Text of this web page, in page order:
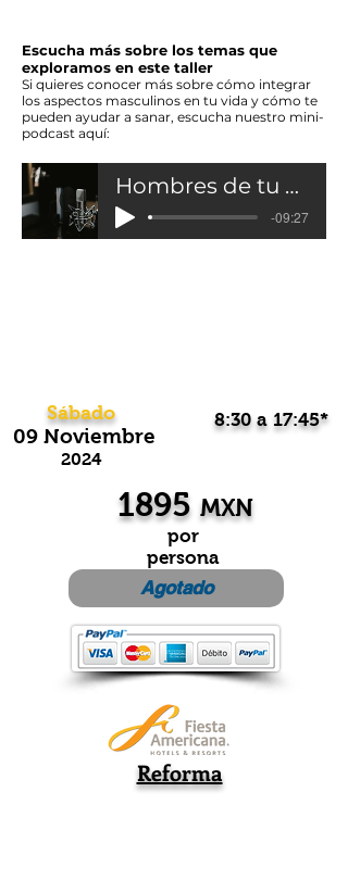
Escucha más sobre los temas que
exploramos en este taller
Si quieres conocer más sobre cómo integrar
los aspectos masculinos en tu vida y cómo te
pueden ayudar a sanar, escucha nuestro mini-
podcast aquí:
Hombres de tu vida
-09:27
Sábado
09 Noviembre
2024
8:30 a17:45*
1895 MXN
por
persona
Agotado
Reforma